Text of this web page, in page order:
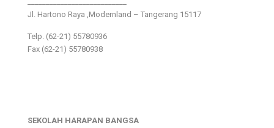
Jl. Hartono Raya ,Modernland – Tangerang 15117
Telp. (62-21) 55780936
Fax (62-21) 55780938
SEKOLAH HARAPAN BANGSA